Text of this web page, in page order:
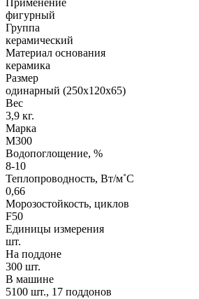
Применение
фигурный
Группа
керамический
Материал основания
керамика
Размер
одинарный (250х120х65)
Вес
3,9 кг.
Марка
М300
Водопоглощение, %
8-10
Теплопроводность, Вт/м˚С
0,66
Морозостойкость, циклов
F50
Единицы измерения
шт.
На поддоне
300 шт.
В машине
5100 шт., 17 поддонов